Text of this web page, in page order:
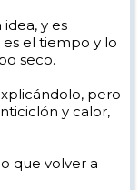
y es
el tiempo y lo
seco.
pero
y calor,
que volver a